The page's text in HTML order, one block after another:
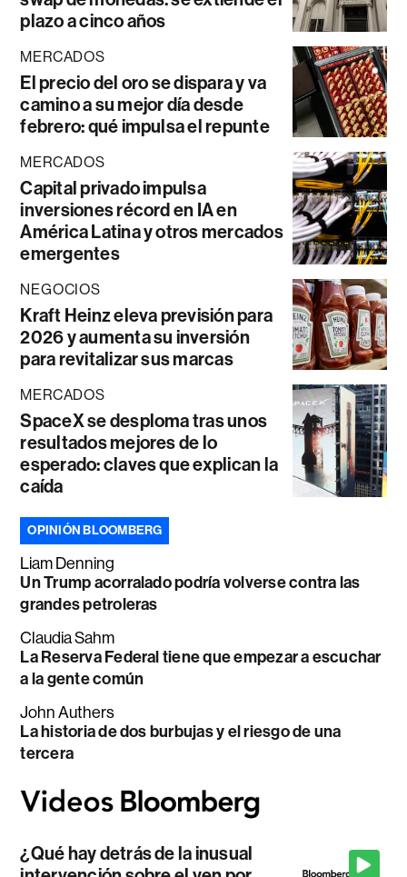
plazo a cinco años
MERCADOS
El precio del oro se dispara y va
camino a su mejor día desde
febrero: qué impulsa el repunte
MERCADOS
Capital privado impulsa
inversiones récord en IA en
América Latina y otros mercados
emergentes
NEGOCIOS
Kraft Heinz eleva previsión para
2026 y aumenta su inversión
para revitalizar sus marcas
MERCADOS
SpaceX se desploma tras unos
resultados mejores de lo
esperado: claves que explican la
caída
OPINIÓN BLOOMBERG
Liam Denning
Un Trump acorralado podría volverse contra las
grandes petroleras
Claudia Sahm
La Reserva Federal tiene que empezar a escuchar
a la gente común
John Authers
La historia de dos burbujas y el riesgo de una
tercera
¿Qué hay detrás de la inusual